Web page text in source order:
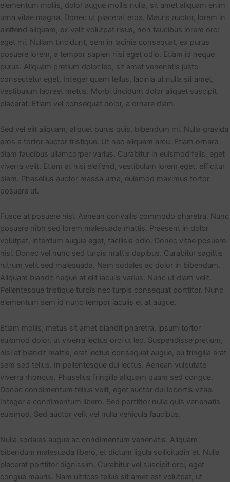
elementum mollis, dolor augue mollis nulla, sit amet aliquam enim
urna vitae magna. Donec ut placerat eros. Mauris auctor, lorem in
eleifend aliquam, ex velit volutpat risus, non faucibus lorem orci
eget mi. Nullam tincidunt, sem in lacinia consequat, ex purus
posuere lorem, a tempor sapien nisi eget odio. Etiam id neque
purus. Aliquam pretium dolor leo, sit amet venenatis justo
consectetur eget. Integer quam tellus, lacinia ut nulla sit amet,
vestibulum laoreet metus. Morbi tincidunt dolor aliquet suscipit
placerat. Etiam vel consequat dolor, a ornare diam.
Sed vel elit aliquam, aliquet purus quis, bibendum mi. Nulla gravida
eros a tortor auctor tristique. Ut nec aliquam arcu. Etiam ornare
diam faucibus ullamcorper varius. Curabitur in euismod felis, eget
viverra velit. Etiam at nisi eleifend, vestibulum lorem eget, efficitur
diam. Phasellus auctor massa urna, euismod maximus tortor
posuere ut.
Fusce at posuere nisi. Aenean convallis commodo pharetra. Nunc
posuere nibh sed lorem malesuada mattis. Praesent in dolor
volutpat, interdum augue eget, facilisis odio. Donec vitae posuere
nisl. Donec vel nunc sed turpis mattis dapibus. Curabitur sagittis
rutrum velit sed malesuada. Nam sodales ac dolor in bibendum.
Aliquam blandit neque at elit iaculis varius. Nunc ut diam velit.
Pellentesque tristique turpis nec turpis consequat porttitor. Nunc
elementum sem id nunc tempor iaculis et at augue.
Etiam mollis, metus sit amet blandit pharetra, ipsum tortor
euismod dolor, ut viverra lectus orci ut leo. Suspendisse pretium,
nisl at blandit mattis, erat lectus consequat augue, eu fringilla erat
sem sed tellus. In pellentesque dui lectus. Aenean vulputate
viverra rhoncus. Phasellus fringilla aliquam quam sed congue.
Donec condimentum tellus velit, eget auctor dui lobortis vitae.
Integer a condimentum libero. Sed porttitor nulla quis venenatis
euismod. Sed auctor velit vel nulla vehicula faucibus.
Nulla sodales augue ac condimentum venenatis. Aliquam
bibendum malesuada libero, et dictum ligula sollicitudin et. Nulla
placerat porttitor dignissim. Curabitur vel suscipit orci, eget
congue mauris. Nam ultrices tellus sit amet est volutpat, ut